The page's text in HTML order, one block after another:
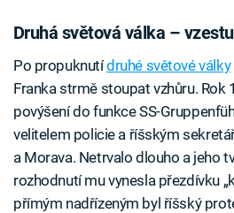
Druhá světová válka –
Po propuknutídruhé světové války
Franka strmě stoupat vzhůru. Rok
povýšení do funkce SS-
velitelem policie a říšským
a Morava. Netrvalo dlouho a jeho
rozhodnutí mu vynesla přezdívku
přímým nadřízeným byl říšský